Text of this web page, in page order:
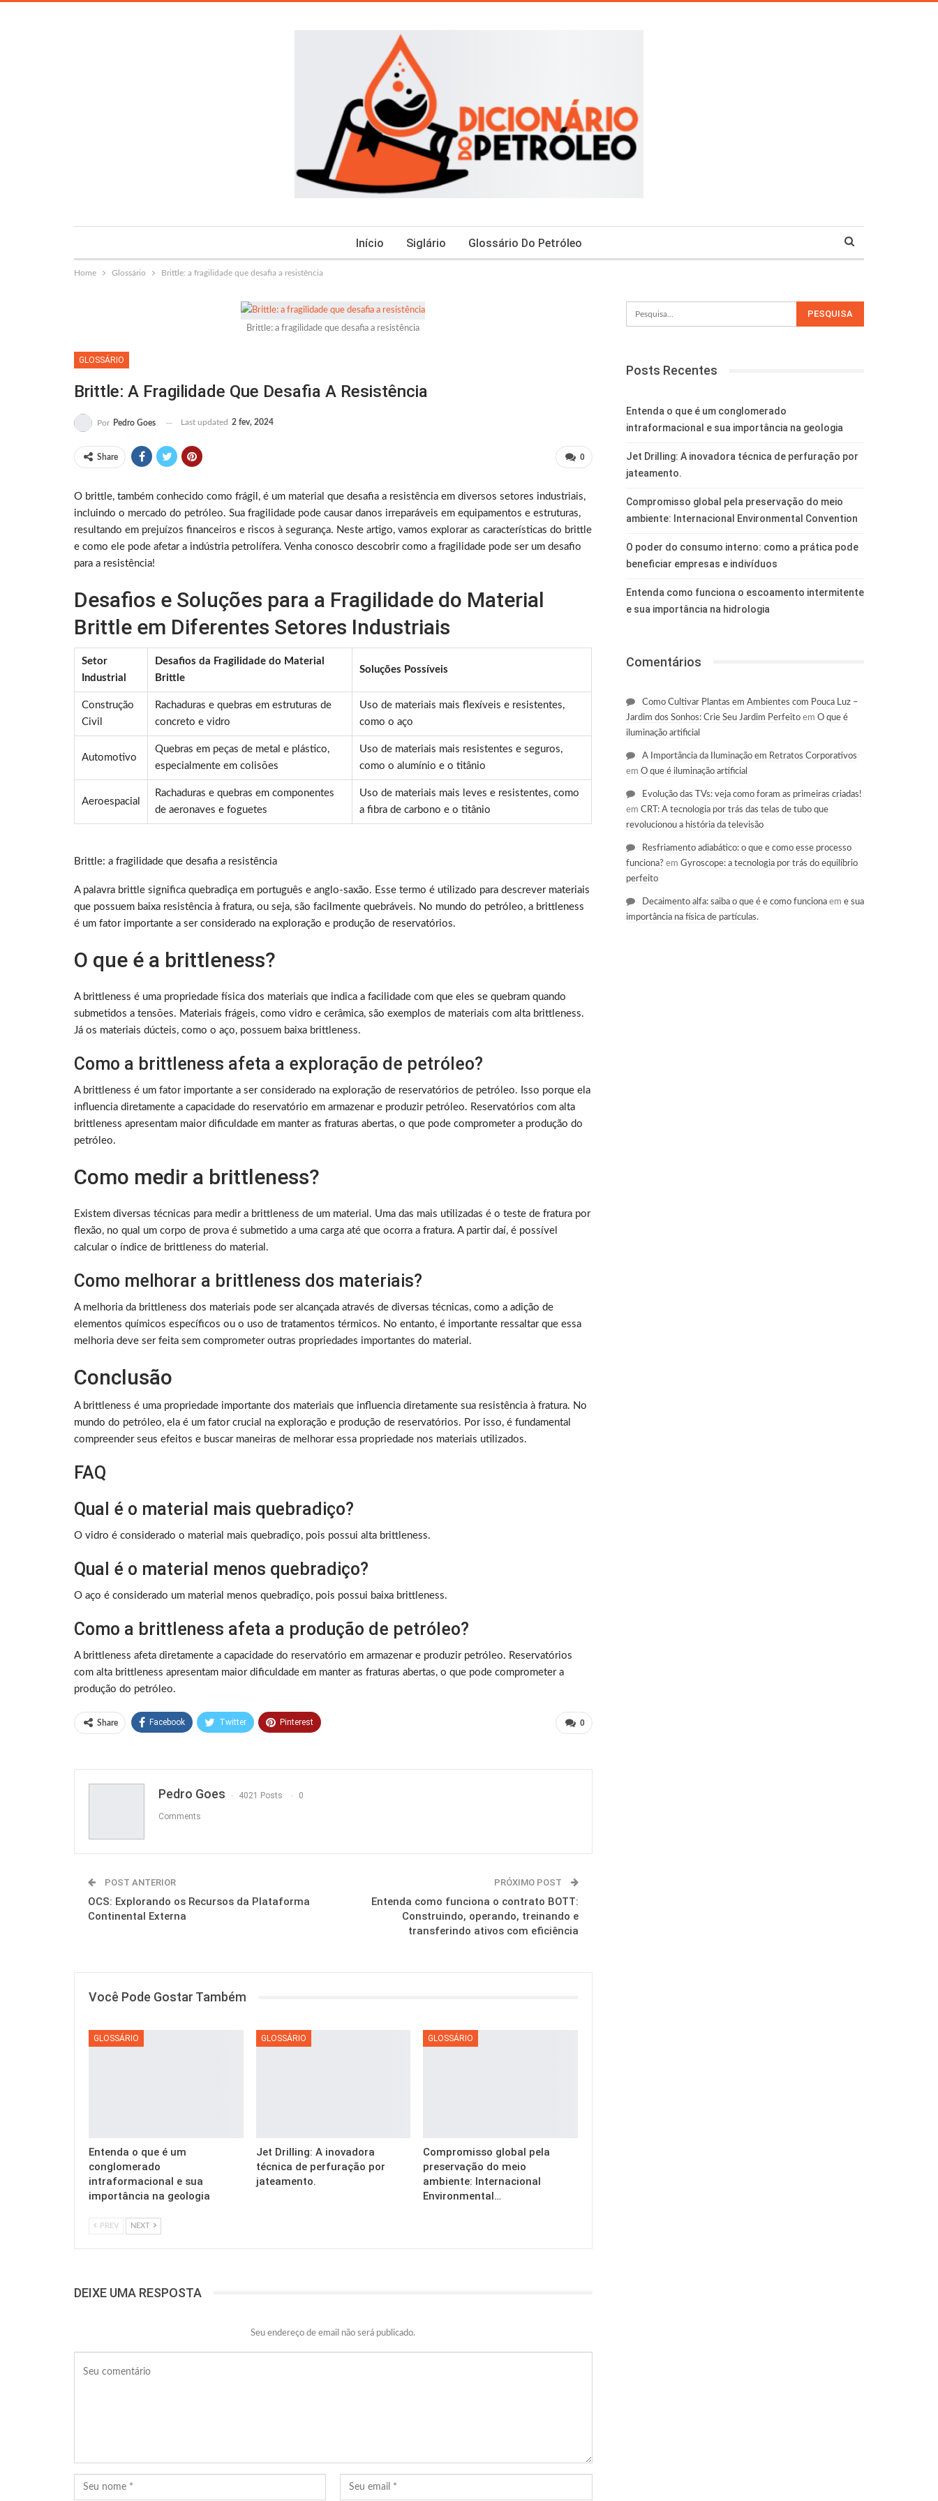
Início Siglário Glossário Do Petróleo
Home Glossário Brittle: a fragilidade que desafia a resistência
Brittle: a fragilidade que desafia a resistência
GLOSSÁRIO
Brittle: A Fragilidade Que Desafia A Resistência
Por Pedro Goes Last updated 2 fev, 2024
0
Share
O brittle, também conhecido como frágil, é um material que desafia a resistência em diversos setores industriais,
incluindo o mercado do petróleo. Sua fragilidade pode causar danos irreparáveis em equipamentos e estruturas,
resultando em prejuízos financeiros e riscos à segurança. Neste artigo, vamos explorar as características do brittle
e como ele pode afetar a indústria petrolífera. Venha conosco descobrir como a fragilidade pode ser um desafio
para a resistência!
Desafios e Soluções para a Fragilidade do Material
Brittle em Diferentes Setores Industriais
Setor
Industrial
Desafios da Fragilidade do Material
Brittle
Soluções Possíveis
Construção
Civil
Rachaduras e quebras em estruturas de
concreto e vidro
Uso de materiais mais flexíveis e resistentes,
como o aço
Automotivo
Quebras em peças de metal e plástico,
especialmente em colisões
Uso de materiais mais resistentes e seguros,
como o alumínio e o titânio
Aeroespacial
Rachaduras e quebras em componentes
de aeronaves e foguetes
Uso de materiais mais leves e resistentes, como
a fibra de carbono e o titânio
Brittle: a fragilidade que desafia a resistência
A palavra brittle significa quebradiça em português e anglo-saxão. Esse termo é utilizado para descrever materiais
que possuem baixa resistência à fratura, ou seja, são facilmente quebráveis. No mundo do petróleo, a brittleness
é um fator importante a ser considerado na exploração e produção de reservatórios.
O que é a brittleness?
A brittleness é uma propriedade física dos materiais que indica a facilidade com que eles se quebram quando
submetidos a tensões. Materiais frágeis, como vidro e cerâmica, são exemplos de materiais com alta brittleness.
Já os materiais dúcteis, como o aço, possuem baixa brittleness.
Como a brittleness afeta a exploração de petróleo?
A brittleness é um fator importante a ser considerado na exploração de reservatórios de petróleo. Isso porque ela
influencia diretamente a capacidade do reservatório em armazenar e produzir petróleo. Reservatórios com alta
brittleness apresentam maior dificuldade em manter as fraturas abertas, o que pode comprometer a produção do
petróleo.
Como medir a brittleness?
Existem diversas técnicas para medir a brittleness de um material. Uma das mais utilizadas é o teste de fratura por
flexão, no qual um corpo de prova é submetido a uma carga até que ocorra a fratura. A partir daí, é possível
calcular o índice de brittleness do material.
Como melhorar a brittleness dos materiais?
A melhoria da brittleness dos materiais pode ser alcançada através de diversas técnicas, como a adição de
elementos químicos específicos ou o uso de tratamentos térmicos. No entanto, é importante ressaltar que essa
melhoria deve ser feita sem comprometer outras propriedades importantes do material.
Conclusão
A brittleness é uma propriedade importante dos materiais que influencia diretamente sua resistência à fratura. No
mundo do petróleo, ela é um fator crucial na exploração e produção de reservatórios. Por isso, é fundamental
compreender seus efeitos e buscar maneiras de melhorar essa propriedade nos materiais utilizados.
FAQ
Qual é o material mais quebradiço?
O vidro é considerado o material mais quebradiço, pois possui alta brittleness.
Qual é o material menos quebradiço?
O aço é considerado um material menos quebradiço, pois possui baixa brittleness.
Como a brittleness afeta a produção de petróleo?
A brittleness afeta diretamente a capacidade do reservatório em armazenar e produzir petróleo. Reservatórios
com alta brittleness apresentam maior dificuldade em manter as fraturas abertas, o que pode comprometer a
produção do petróleo.
0
Share Facebook Twitter Pinterest
Pedro Goes 4021 Posts 0
Comments
POST ANTERIOR
OCS: Explorando os Recursos da Plataforma
Continental Externa
PRÓXIMO POST
Entenda como funciona o contrato BOTT:
Construindo, operando, treinando e
transferindo ativos com eficiência
Você Pode Gostar Também
GLOSSÁRIO
Entenda o que é um
conglomerado
intraformacional e sua
importância na geologia
GLOSSÁRIO
Jet Drilling: A inovadora
técnica de perfuração por
jateamento.
GLOSSÁRIO
Compromisso global pela
preservação do meio
ambiente: Internacional
Environmental…
PREV NEXT
DEIXE UMA RESPOSTA
Seu endereço de email não será publicado.
Posts Recentes
Entenda o que é um conglomerado
intraformacional e sua importância na geologia
Jet Drilling: A inovadora técnica de perfuração por
jateamento.
Compromisso global pela preservação do meio
ambiente: Internacional Environmental Convention
O poder do consumo interno: como a prática pode
beneficiar empresas e indivíduos
Entenda como funciona o escoamento intermitente
e sua importância na hidrologia
Comentários
Como Cultivar Plantas em Ambientes com Pouca Luz –
Jardim dos Sonhos: Crie Seu Jardim Perfeitoem O que é
iluminação artificial
A Importância da Iluminação em Retratos Corporativos
em O que é iluminação artificial
Evolução das TVs: veja como foram as primeiras criadas!
em CRT: A tecnologia por trás das telas de tubo que
revolucionou a história da televisão
Resfriamento adiabático: o que e como esse processo
funciona?em Gyroscope: a tecnologia por trás do equilíbrio
perfeito
Decaimento alfa: saiba o que é e como funcionaem e sua
importância na física de partículas.